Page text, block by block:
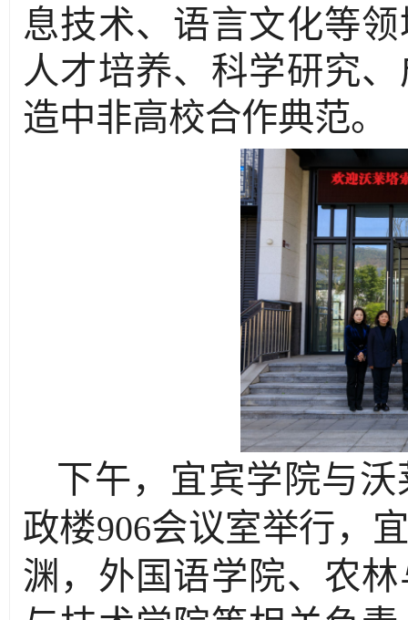
息技术、语言文化等
人才培养、科学研究
造中非高校合作典范。
下午，宜宾学院与
政楼906会议室举行，
渊，外国语学院、农